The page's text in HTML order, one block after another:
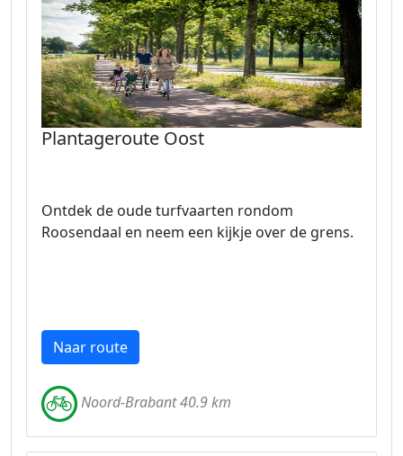
Plantageroute Oost
Ontdek de oude turfvaarten rondom
Roosendaal en neem een kijkje over de grens.
Naar route
Noord-Brabant 40.9 km